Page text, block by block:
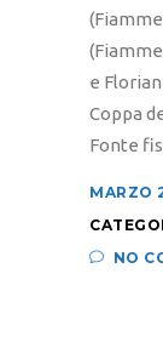
e
Coppa
Fonte
MARZO
NO